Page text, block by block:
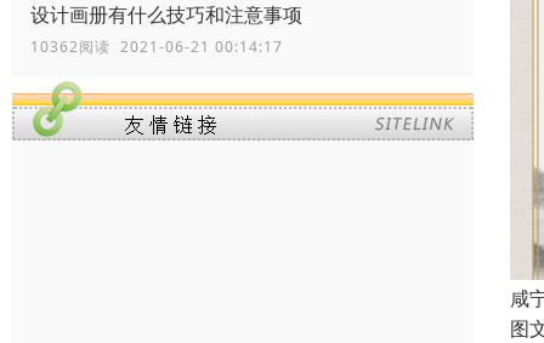
设计画册有什么技巧和注意事项
10362阅读 2021-06-21 00:14:17
咸
图